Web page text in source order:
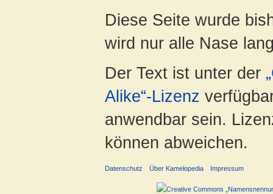
Diese Seite wurde
wird nur alle Nase
Der Text ist unter der
Alike“-Lizenz
anwendbar sein.
können abweichen.
Datenschutz Über Kamelopedia Impressum